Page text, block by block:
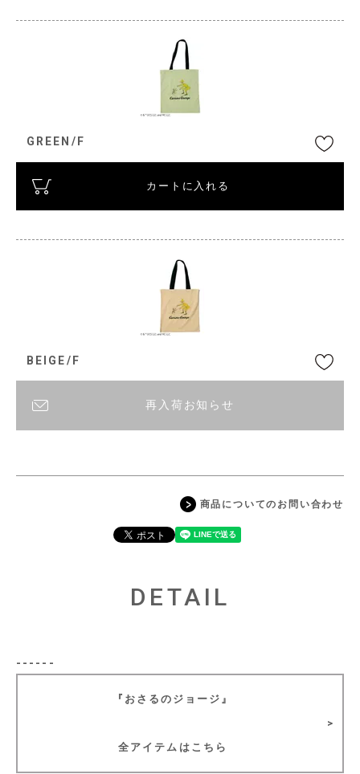
GREEN/F
カートに入れる
BEIGE/F
再入荷お知らせ
商品についてのお問い合わせ
DETAIL
------
『おさるのジョージ』
全アイテムはこちら